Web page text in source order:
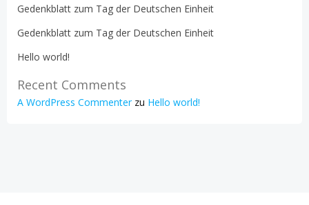
Gedenkblatt zum Tag der Deutschen Einheit
Gedenkblatt zum Tag der Deutschen Einheit
Hello world!
Recent Comments
A WordPress Commenterzu Hello world!